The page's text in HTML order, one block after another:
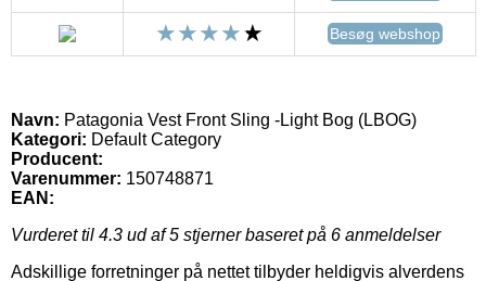
Besøg webshop
Navn: Patagonia Vest Front Sling -Light Bog (LBOG)
Kategori: Default Category
Producent:
Varenummer: 150748871
EAN:
Vurderet til 4.3 ud af 5 stjerner baseret på 6 anmeldelser
Adskillige forretninger på nettet tilbyder heldigvis alverdens